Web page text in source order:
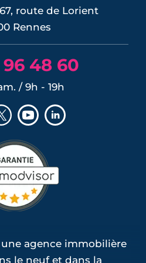
route de Lorient
Rennes
48 60
/ 9h - 19h
une agence immobilière
le neuf et dans la